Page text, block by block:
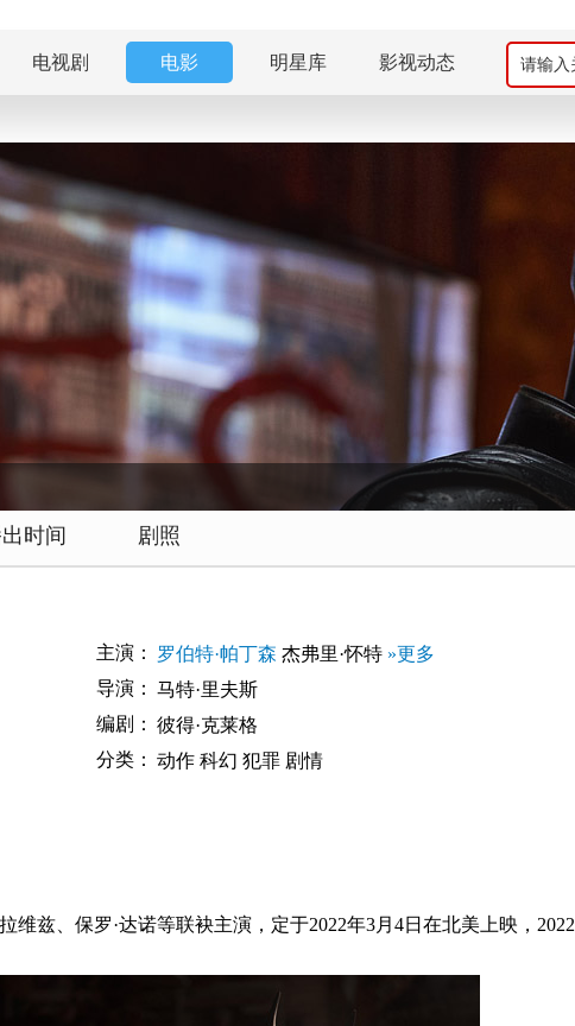
电视剧 电影 明星库 影视动态
时间 剧照
主演： 罗伯特·帕丁森 杰弗里·怀特 »更多
导演： 马特·里夫斯
编剧： 彼得·克莱格
分类： 动作 科幻 犯罪 剧情
维兹、保罗·达诺等联袂主演，定于2022年3月4日在北美上映，2022